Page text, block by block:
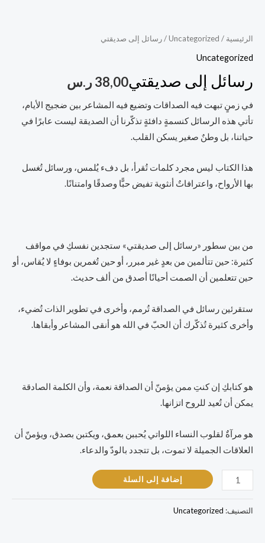
الرئيسية /
Uncategorized/ رسائل إلى صديقتي
Uncategorized
رسائل إلى صديقتي38,00ر.س
في زمنٍ تبهت فيه الصداقات وتضيع فيه المشاعر بين ضجيج الأيام،
تأتي هذه الرسائل كنسمةٍ دافئةٍ تذكّرنا أن الصديقة ليست عابرًا في
حياتنا، بل وطنٌ صغير يسكن القلب.
هذا الكتاب ليس مجرد كلمات تُقرأ، بل دفء يُلمس، ورسائل تُغسل
بها الأرواح، واعترافاتٌ أنثوية تفيض حبًّا وصدقًا وامتنانًا.
من بين سطور «رسائل إلى صديقتي» ستجدين نفسكِ في مواقف
كثيرة: حين تتألمين من بعدٍ غير مبرر، أو حين تُغمرين بوفاءٍ لا يُقاس، أو
حين تتعلمين أن الصمت أحيانًا أصدق من ألف حديث.
ستقرئين رسائل في الصداقة تُرمم، وأخرى في تطوير الذات تُضيء،
وأخرى كثيرة تُذكّرك أن الحبّ في الله هو أنقى المشاعر وأبقاها.
هو كتابكِ إن كنتِ ممن يؤمنّ أن الصداقة نعمة، وأن الكلمة الصادقة
يمكن أن تُعيد للروح اتزانها.
هو مرآةٌ لقلوب النساء اللواتي يُحببن بعمق، ويكتبن بصدق، ويؤمنّ أن
العلاقات الجميلة لا تموت، بل تتجدد بالودّ والدعاء.
إضافة إلى السلة
التصنيف: Uncategorized